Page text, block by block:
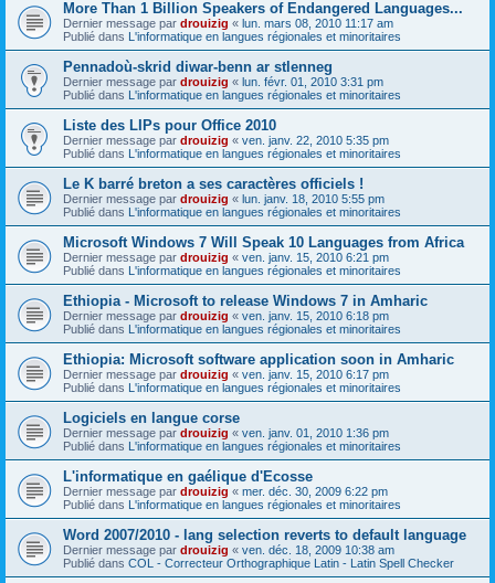
More Than 1 Billion Speakers of Endangered Languages...
Dernier message par drouizig « lun. mars 08, 2010 11:17 am
Publié dans L'informatique en langues régionales et minoritaires
Pennadoù-skrid diwar-benn ar stlenneg
Dernier message par drouizig « lun. févr. 01, 2010 3:31 pm
Publié dans L'informatique en langues régionales et minoritaires
Liste des LIPs pour Office 2010
Dernier message par drouizig « ven. janv. 22, 2010 5:35 pm
Publié dans L'informatique en langues régionales et minoritaires
Le K barré breton a ses caractères officiels !
Dernier message par drouizig « lun. janv. 18, 2010 5:55 pm
Publié dans L'informatique en langues régionales et minoritaires
Microsoft Windows 7 Will Speak 10 Languages from Africa
Dernier message par drouizig « ven. janv. 15, 2010 6:21 pm
Publié dans L'informatique en langues régionales et minoritaires
Ethiopia - Microsoft to release Windows 7 in Amharic
Dernier message par drouizig « ven. janv. 15, 2010 6:18 pm
Publié dans L'informatique en langues régionales et minoritaires
Ethiopia: Microsoft software application soon in Amharic
Dernier message par drouizig « ven. janv. 15, 2010 6:17 pm
Publié dans L'informatique en langues régionales et minoritaires
Logiciels en langue corse
Dernier message par drouizig « ven. janv. 01, 2010 1:36 pm
Publié dans L'informatique en langues régionales et minoritaires
L'informatique en gaélique d'Ecosse
Dernier message par drouizig « mer. déc. 30, 2009 6:22 pm
Publié dans L'informatique en langues régionales et minoritaires
Word 2007/2010 - lang selection reverts to default language
Dernier message par drouizig « ven. déc. 18, 2009 10:38 am
Publié dans COL - Correcteur Orthographique Latin - Latin Spell Checker